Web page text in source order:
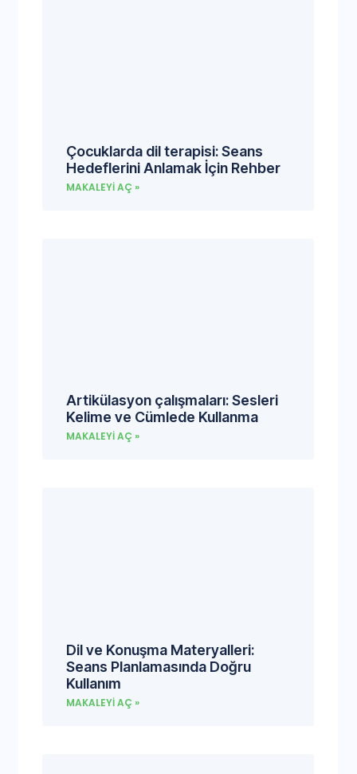
Çocuklarda dil terapisi: Seans
Hedeflerini Anlamak İçin Rehber
MAKALEYI AÇ »
Artikülasyon çalışmaları: Sesleri
Kelime ve Cümlede Kullanma
MAKALEYI AÇ »
Dil ve Konuşma Materyalleri:
Seans Planlamasında Doğru
Kullanım
MAKALEYI AÇ »